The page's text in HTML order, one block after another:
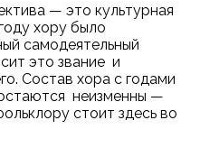
— это культурная
хору было
самодеятельный
это звание и
Состав хора с годами
неизменны —
стоит здесь во